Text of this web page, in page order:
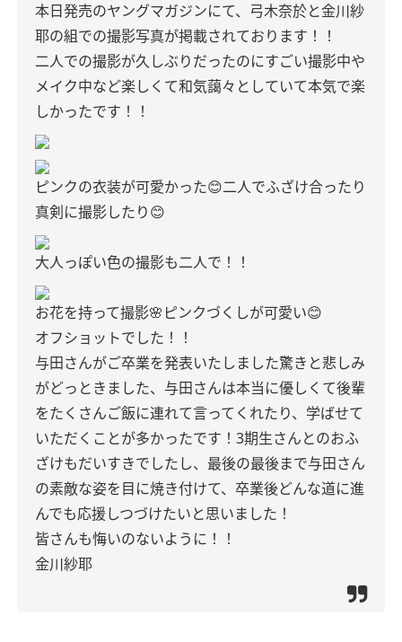
本日発売のヤングマガジンにて、弓木奈於と金川紗
耶の組での撮影写真が掲載されております！！
二人での撮影が久しぶりだったのにすごい撮影中や
メイク中など楽しくて和気藹々としていて本気で楽
しかったです！！
ピンクの衣装が可愛かった😊二人でふざけ合ったり
真剣に撮影したり😊
大人っぽい色の撮影も二人で！！
お花を持って撮影🌸 ピンクづくしが可愛い😊
オフショットでした！！
与田さんがご卒業を発表いたしました驚きと悲しみ
がどっときました、 与田さんは本当に優しくて後輩
をたくさんご飯に連れて言ってくれたり、学ばせて
いただくことが多かったです！ 3期生さんとのおふ
ざけもだいすきでしたし、最後の最後まで与田さん
の素敵な姿を目に焼き付けて、卒業後どんな道に進
んでも応援しつづけたいと思いました！
皆さんも悔いのないように！！
金川紗耶